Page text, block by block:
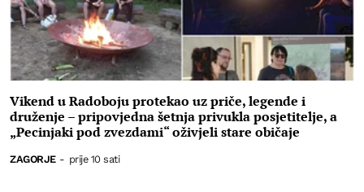
Vikend u Radoboju protekao uz priče, legende i
druženje – pripovjedna šetnja privukla posjetitelje, a
„Pecinjaki pod zvezdami“ oživjeli stare običaje
ZAGORJE - prije 10 sati